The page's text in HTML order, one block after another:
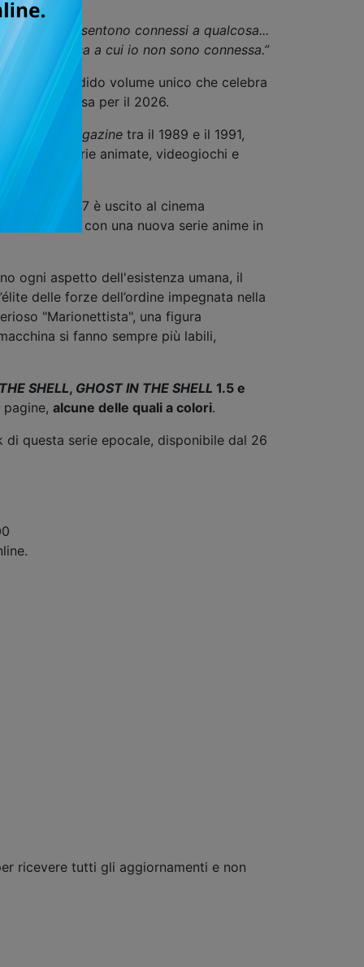
a me si sentono connessi a qualcosa...
a qualcosa a cui io non sono connessa.”
, uno splendido volume unico che celebra
attesa per il 2026.
Young Magazine tra il 1989 e il 1991,
film, serie animate, videogiochi e
nel 2017 è uscito al cinema
alla ribalta con una nuova serie anime in
ogni aspetto dell'esistenza umana, il
delle forze dell’ordine impegnata nella
"Marionettista", una figura
si fanno sempre più labili,
SHELL, GHOST IN THE SHELL 1.5 e
pagine, alcune delle quali a colori.
questa serie epocale, disponibile dal 26
ricevere tutti gli aggiornamenti e non